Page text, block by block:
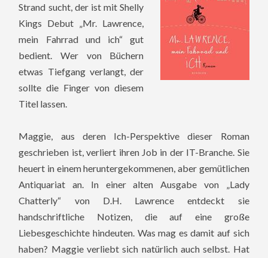
Strand sucht, der ist mit Shelly
Kings Debut „Mr. Lawrence,
mein Fahrrad und ich“ gut
bedient. Wer von Büchern
etwas Tiefgang verlangt, der
sollte die Finger von diesem
Titel lassen.
Maggie, aus deren Ich-Perspektive dieser Roman
geschrieben ist, verliert ihren Job in der IT-Branche. Sie
heuert in einem heruntergekommenen, aber gemütlichen
Antiquariat an. In einer alten Ausgabe von „Lady
Chatterly“ von D.H. Lawrence entdeckt sie
handschriftliche Notizen, die auf eine große
Liebesgeschichte hindeuten. Was mag es damit auf sich
haben? Maggie verliebt sich natürlich auch selbst. Hat